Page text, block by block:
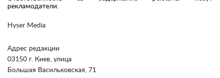
Hyser Media
Адрес редакции
03150 г. Киев, улица
Большая Васильковская, 71
рекламодатели.